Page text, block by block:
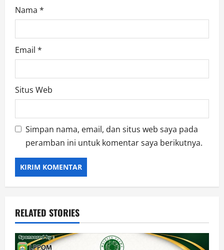
Nama *
Email *
Situs Web
Simpan nama, email, dan situs web saya pada
peramban ini untuk komentar saya berikutnya.
RELATED STORIES